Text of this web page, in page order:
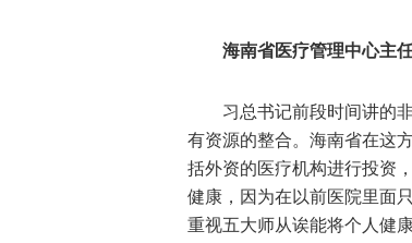
海南省医疗管理中心主
习总书记前段时间讲的
有资源的整合。海南省在这
括外资的医疗机构进行投资
健康，因为在以前医院里面
重视五大师从诶能将个人健